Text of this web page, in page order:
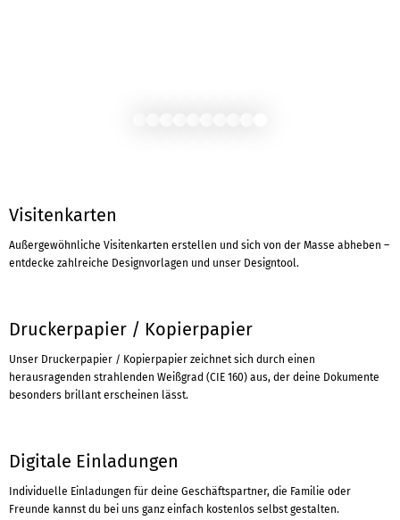
Visitenkarten
Außergewöhnliche Visitenkarten erstellen und sich von der Masse abheben –
entdecke zahlreiche Designvorlagen und unser Designtool.
Druckerpapier / Kopierpapier
Unser Druckerpapier / Kopierpapier zeichnet sich durch einen
herausragenden strahlenden Weißgrad (CIE 160) aus, der deine Dokumente
besonders brillant erscheinen lässt.
Digitale Einladungen
Individuelle Einladungen für deine Geschäftspartner, die Familie oder
Freunde kannst du bei uns ganz einfach kostenlos selbst gestalten.